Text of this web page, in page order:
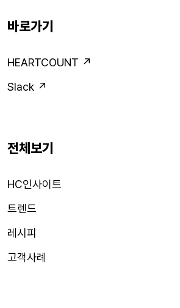
바로가기
HEARTCOUNT ↗
Slack ↗
전체보기
HC인사이트
트렌드
레시피
고객사례